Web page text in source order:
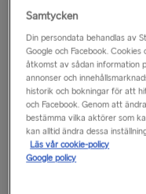
resan?
Av säkerhetsskäl är
fordonet när färjan är
fordonsdäcket av
allmänheten.
fordonsdäcket under
husdjur får stanna kvar
Samtycken
Din persondata behandlas av
Google och Facebook.
åtkomst av sådan information
annonser och
historik och bokningar för att
och Facebook. Genom att
bestämma vilka aktörer som
kan alltid ändra dessa
Läs vår cookie-policy
Google policy